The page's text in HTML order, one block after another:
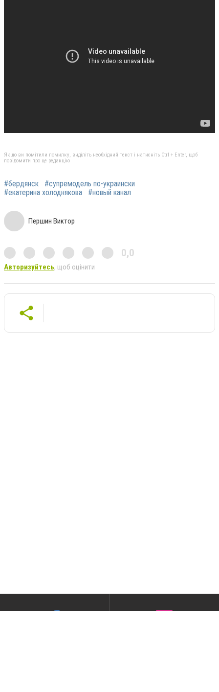
Якщо ви помітили помилку, виділіть необхідний текст і натисніть Ctrl + Enter, щоб
повідомити про це редакцію
#бердянск
#супремодель по-украински
#екатерина холоднякова
#новый канал
Першин Виктор
0,0
Авторизуйтесь, щоб оцінити